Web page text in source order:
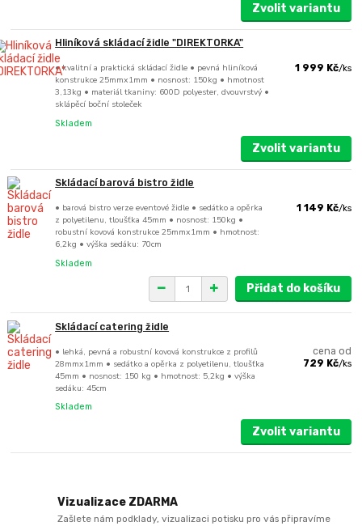
Zvolit variantu
Hliníková skládací židle "DIREKTORKA"
• kvalitní a praktická skládací židle • pevná hliníková
konstrukce 25mmx1mm • nosnost: 150kg • hmotnost
3,13kg • materiál tkaniny: 600D polyester, dvouvrstvý •
sklápěcí boční stoleček
1 999 Kč/ks
Skladem
Zvolit variantu
Skládací barová bistro židle
• barová bistro verze eventové židle • sedátko a opěrka
z polyetilenu, tloušťka 45mm • nosnost: 150kg •
robustní kovová konstrukce 25mmx1mm • hmotnost:
6,2kg • výška sedáku: 70cm
1 149 Kč/ks
Skladem
Přidat do košíku
Skládací catering židle
• lehká, pevná a robustní kovová konstrukce z profilů
28mmx1mm • sedátko a opěrka z polyetilenu, tloušťka
45mm • nosnost: 150 kg • hmotnost: 5,2kg • výška
sedáku: 45cm
cena od
729 Kč/ks
Skladem
Zvolit variantu
Vizualizace ZDARMA
Zašlete nám podklady, vizualizaci potisku pro vás připravíme